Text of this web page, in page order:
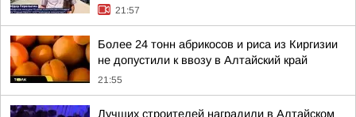
21:57
Более 24 тонн абрикосов и риса из Киргизии
не допустили к ввозу в Алтайский край
21:55
Лучших строителей наградили в Алтайском